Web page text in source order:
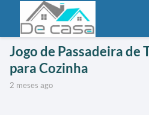
Jogo de Passadeira de
para Cozinha
2 meses ago